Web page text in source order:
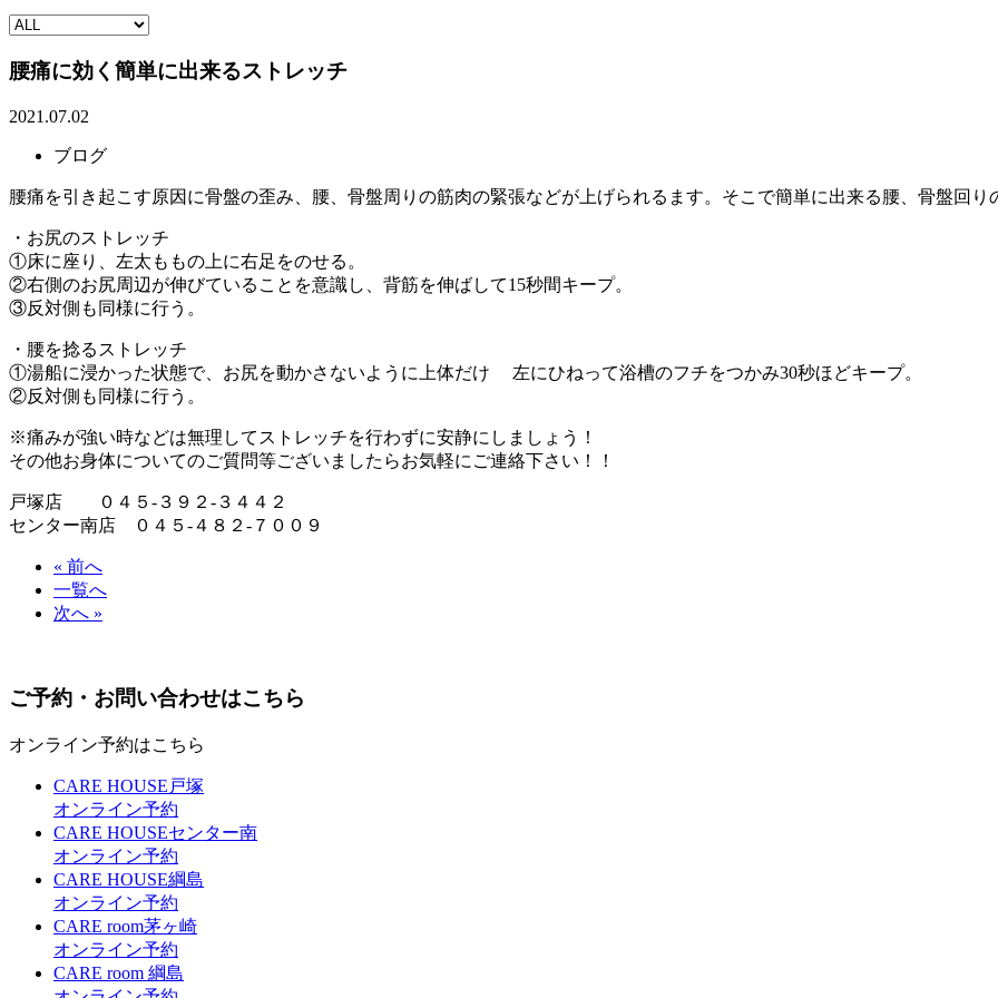
腰痛に効く簡単に出来るストレッチ
2021.07.02
ブログ
腰痛を引き起こす原因に骨盤の歪み、腰、骨盤周りの筋肉の緊張などが上げられるます。そこで簡単に出来る腰、骨盤回り
・お尻のストレッチ
①床に座り、左太ももの上に右足をのせる。
②右側のお尻周辺が伸びていることを意識し、背筋を伸ばして15秒間キープ。
③反対側も同様に行う。
・腰を捻るストレッチ
①湯船に浸かった状態で、お尻を動かさないように上体だけ 左にひねって浴槽のフチをつかみ30秒ほどキープ。
②反対側も同様に行う。
※痛みが強い時などは無理してストレッチを行わずに安静にしましょう！
その他お身体についてのご質問等ございましたらお気軽にご連絡下さい！！
戸塚店 ０４５-３９２-３４４２
センター南店 ０４５-４８２-７００９
« 前へ
一覧へ
次へ »
ご予約・お問い合わせはこちら
オンライン予約はこちら
CARE HOUSE戸塚
オンライン予約
CARE HOUSEセンター南
オンライン予約
CARE HOUSE綱島
オンライン予約
CARE room茅ヶ崎
オンライン予約
CARE room 綱島